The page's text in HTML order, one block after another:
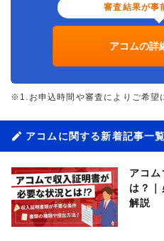
審査結果が事
アコムの詳
※1.お申込時間や審査によりご希望
アコムに関する新着記事一覧
アコ
は？
解説